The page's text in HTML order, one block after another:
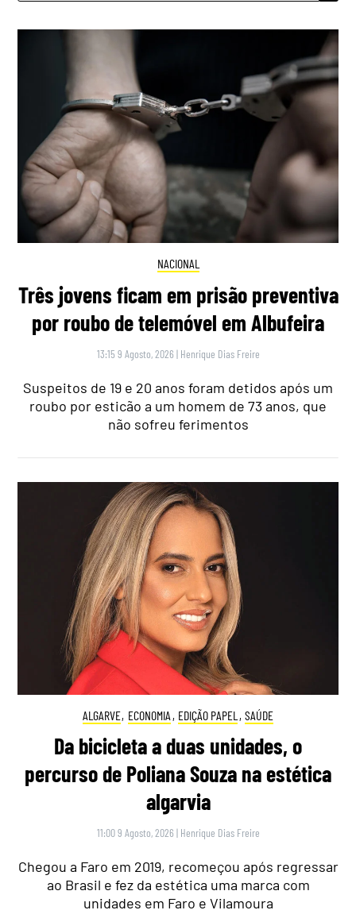
NACIONAL
Três jovens ficam em prisão preventiva
por roubo de telemóvel em Albufeira
13:15 9 Agosto, 2026 | Henrique Dias Freire
Suspeitos de 19 e 20 anos foram detidos após um
roubo por esticão a um homem de 73 anos, que
não sofreu ferimentos
ALGARVE, ECONOMIA , EDIÇÃO PAPEL , SAÚDE
Da bicicleta a duas unidades, o
percurso de Poliana Souza na estética
algarvia
11:00 9 Agosto, 2026 | Henrique Dias Freire
Chegou a Faro em 2019, recomeçou após regressar
ao Brasil e fez da estética uma marca com
unidades em Faro e Vilamoura